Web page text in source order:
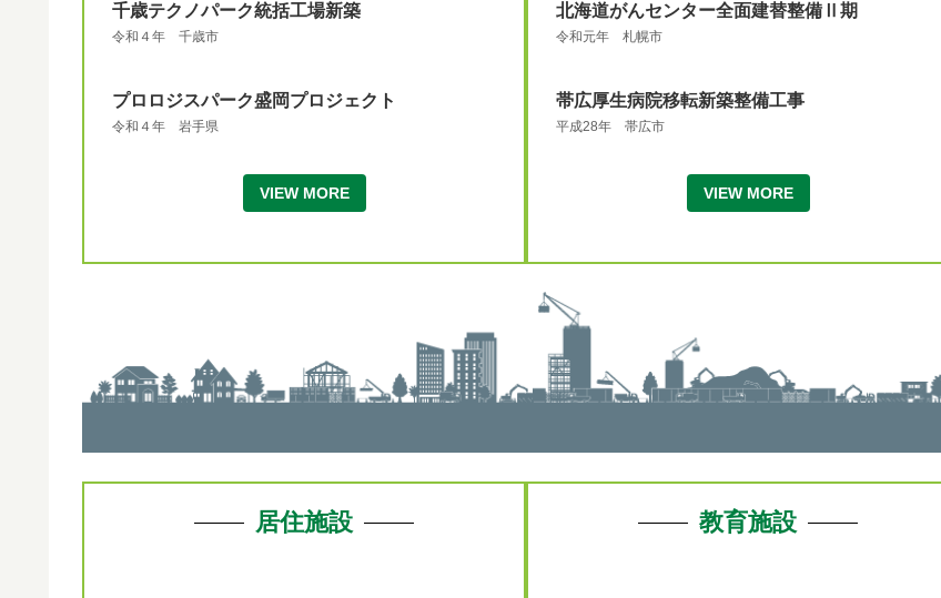
千歳テクノパーク統括工場新築
令和４年 千歳市
プロロジスパーク盛岡プロジェクト
令和４年 岩手県
VIEW MORE
北海道がんセンター全面建替整備Ⅱ期
令和元年 札幌市
帯広厚生病院移転新築整備工事
平成28年 帯広市
VIEW MORE
居住施設 教育施設